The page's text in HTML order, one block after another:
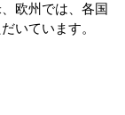
欧州では、各国
いています。